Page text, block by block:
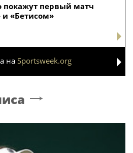
покажут первый матч
«Бетисом»
наSportsweek.org